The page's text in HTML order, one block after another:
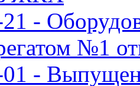
-
№1
-